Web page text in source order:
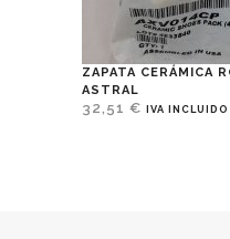
ZAPATA CERÁMICA
ASTRAL
32,51 € IVA INCLUIDO